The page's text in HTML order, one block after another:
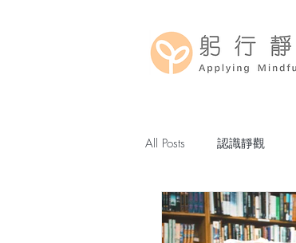
All Posts 認識靜觀